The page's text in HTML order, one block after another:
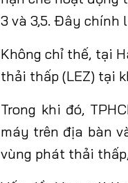
3 và 3,5. Đây
Khôngchỉ thế, tại
thải thấp (LEZ) tại
Trong khi đó,
máy trên địa bàn
vùng phát thải